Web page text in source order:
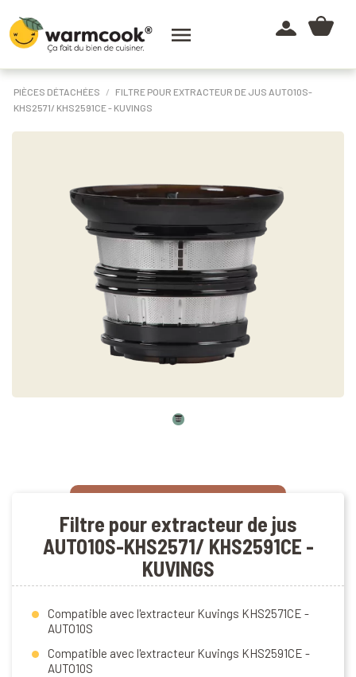

PIÈCES DÉTACHÉES
FILTRE POUR EXTRACTEUR DE JUS AUTO10S-
KHS2571/ KHS2591CE - KUVINGS
Filtre pour extracteur de jus
AUTO10S-KHS2571/ KHS2591CE -
KUVINGS
Compatible avec l'extracteur Kuvings KHS2571CE -
AUTO10S
Compatible avec l'extracteur Kuvings KHS2591CE -
AUTO10S